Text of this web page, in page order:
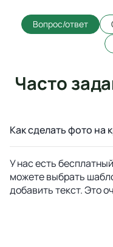
Вопрос/ответ
Часто
Как сделать фото на
У нас есть
можете выбрать
добавить текст. Это